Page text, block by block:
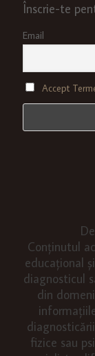
Înscrie-te
Email
Accept
Conținutul
educațional
diagnosticul
din
fizice sau